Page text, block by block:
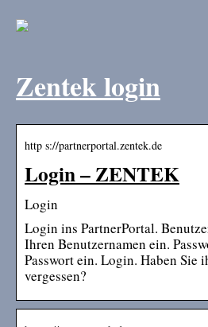
Zentek login
http s://partnerportal.zentek.de
Login – ZENTEK
Login
Login ins PartnerPortal.
Ihren Benutzernamen ein.
Passwort ein. Login. Haben Sie
vergessen?